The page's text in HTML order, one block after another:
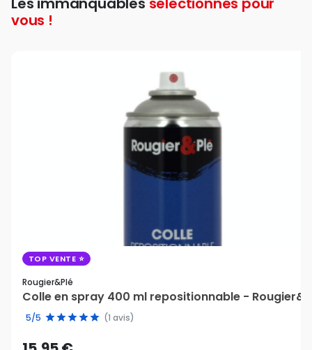
vous !
TOP VENTE
Rougier&plé
Colle en spray 400 ml repositionnable -
5/5 (1 avis)